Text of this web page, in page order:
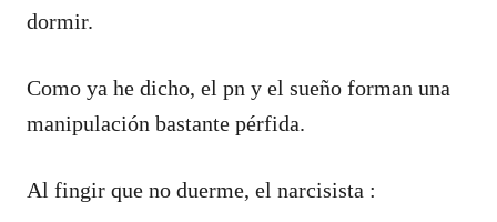
dormir.
Como ya he dicho, el pn y el sueño forman una
manipulación bastante pérfida.
Al fingir que no duerme, el narcisista :